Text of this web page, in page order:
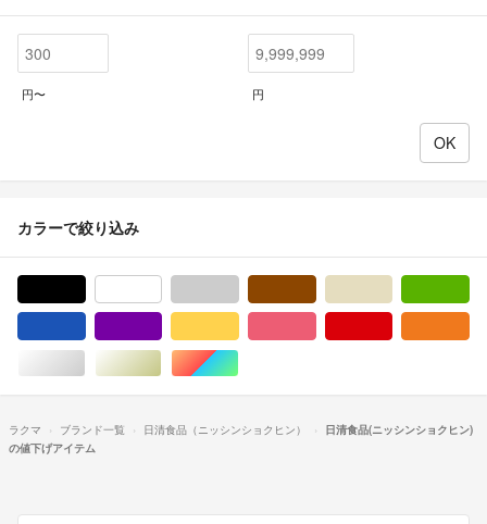
円〜 円
カラーで絞り込み
シルバー/銀色系ゴールド/金色系マルチカラー
ラクマ ブランド一覧 日清食品（ニッシンショクヒン）
日清食品(ニッシンショクヒン)
の値下げアイテム